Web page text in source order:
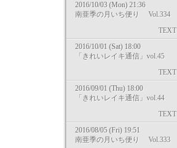
2016/10/03 (Mon) 21:36
南亜季の月いち便り Vol.334
TEXT
2016/10/01 (Sat) 18:00
「きれいレイキ通信」vol.45
TEXT
2016/09/01 (Thu) 18:00
「きれいレイキ通信」vol.44
TEXT
2016/08/05 (Fri) 19:51
南亜季の月いち便り Vol.333